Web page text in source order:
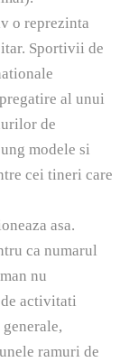
o reprezinta
Sportivii de
al unui
de
modele si
cei tineri care
asa.
ca numarul
nu
activitati
ramuri de